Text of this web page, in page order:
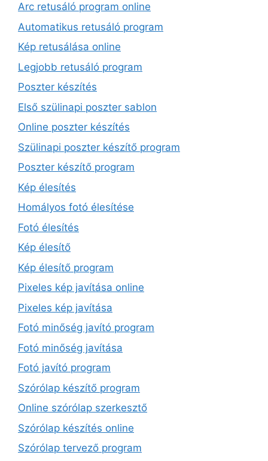
Arc retusáló program online
Automatikus retusáló program
Kép retusálása online
Legjobb retusáló program
Poszter készítés
Első szülinapi poszter sablon
Online poszter készítés
Szülinapi poszter készítő program
Poszter készítő program
Kép élesítés
Homályos fotó élesítése
Fotó élesítés
Kép élesítő
Kép élesítő program
Pixeles kép javítása online
Pixeles kép javítása
Fotó minőség javító program
Fotó minőség javítása
Fotó javító program
Szórólap készítő program
Online szórólap szerkesztő
Szórólap készítés online
Szórólap tervező program